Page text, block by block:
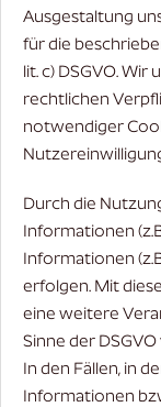
Ausgestaltung
für die
lit. c) DSGVO.
rechtlichen
notwendiger
Durch die
Informationen
Informationen
erfolgen. Mit
eine weitere
Sinne der
In den Fällen, in
Informationen